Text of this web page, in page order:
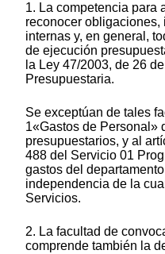
1. La competencia para
reconocer
internas y, en general,
de ejecución
la Ley 47/2003, de 26
Presupuestaria.
Se exceptúan de tales
1«Gastos de Personal»
presupuestarios, y al
488 del Servicio 01
gastos del
independencia de la
Servicios.
2. La facultad de
comprende también la